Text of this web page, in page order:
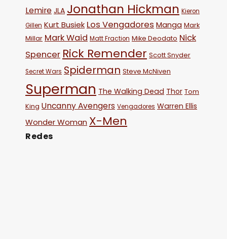
Lemire JLA Jonathan Hickman Kieron
Gillen Kurt Busiek Los Vengadores Manga Mark
Millar Mark Waid Matt Fraction Mike Deodato Nick
Spencer Rick Remender Scott Snyder
Secret Wars Spiderman Steve McNiven
Superman The Walking Dead Thor Tom
King Uncanny Avengers Vengadores Warren Ellis
Wonder Woman X-Men
Redes